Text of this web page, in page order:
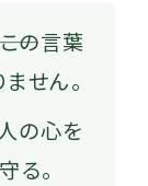
この言葉
せん。
の心を
る。